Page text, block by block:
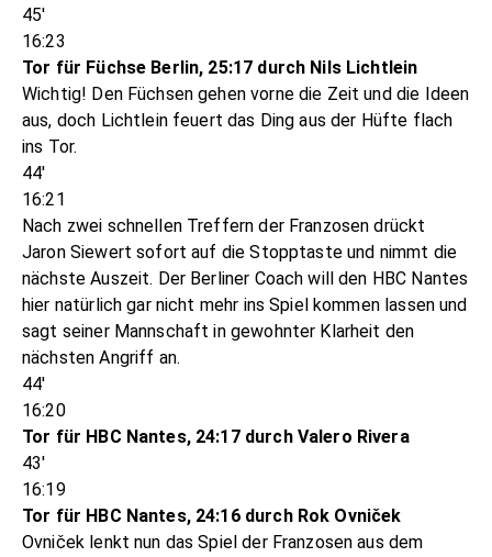
45'
16:23
Tor für Füchse Berlin, 25:17 durch Nils Lichtlein
Wichtig! Den Füchsen gehen vorne die Zeit und die Ideen
aus, doch Lichtlein feuert das Ding aus der Hüfte flach
ins Tor.
44'
16:21
Nach zwei schnellen Treffern der Franzosen drückt
Jaron Siewert sofort auf die Stopptaste und nimmt die
nächste Auszeit. Der Berliner Coach will den HBC Nantes
hier natürlich gar nicht mehr ins Spiel kommen lassen und
sagt seiner Mannschaft in gewohnter Klarheit den
nächsten Angriff an.
44'
16:20
Tor für HBC Nantes, 24:17 durch Valero Rivera
43'
16:19
Tor für HBC Nantes, 24:16 durch Rok Ovniček
Ovniček lenkt nun das Spiel der Franzosen aus dem